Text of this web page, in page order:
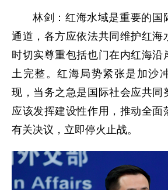
林剑：红海水域是重要的国
通道，各方应依法共同维护红海
时切实尊重包括也门在内红海沿
土完整。红海局势紧张是加沙
现，当务之急是国际社会应共同
应该发挥建设性作用，推动全面
有关决议，立即停火止战。